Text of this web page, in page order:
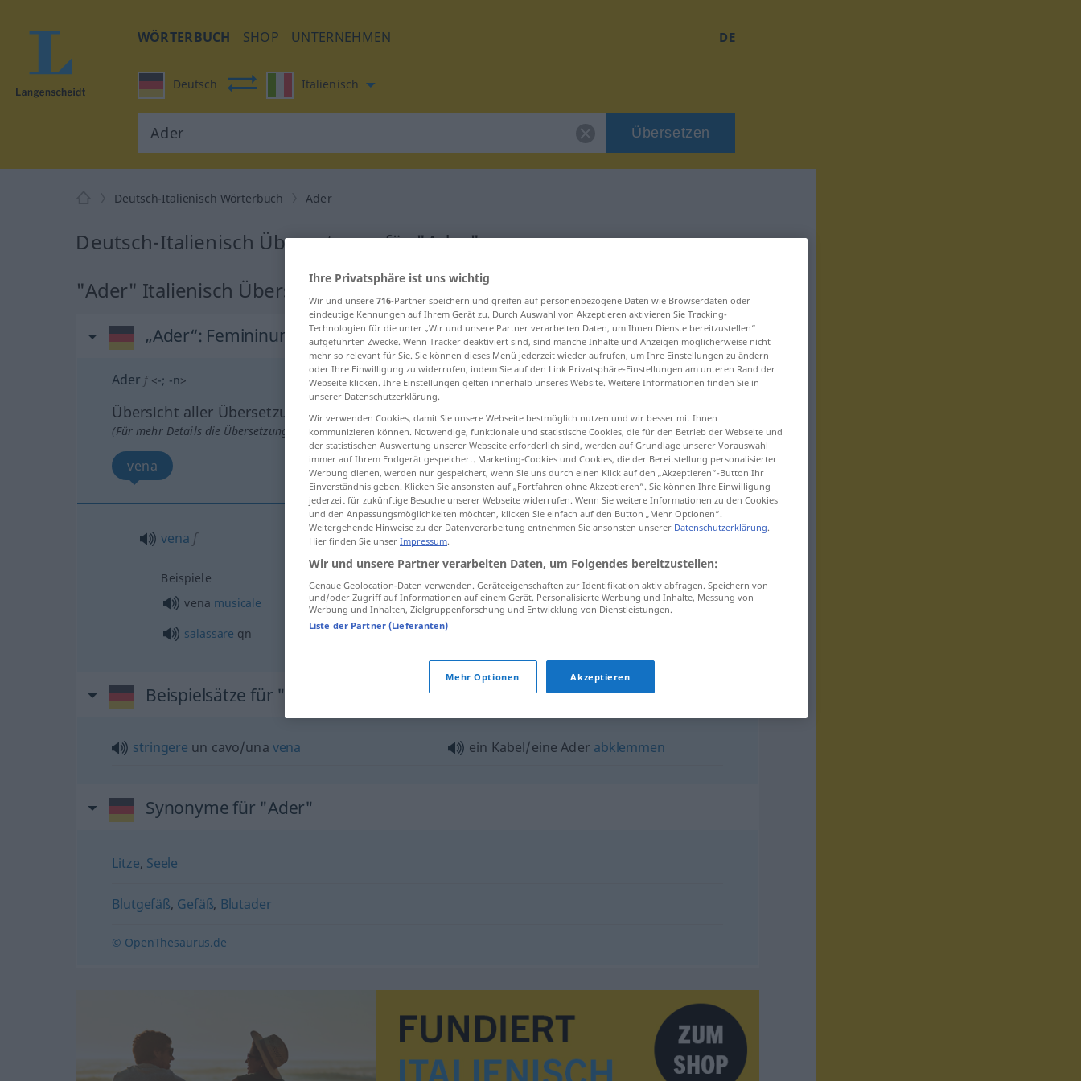
WÖRTERBUCH SHOP UNTERNEHMEN DE
Deutsch Italienisch
Übersetzen
Deutsch-Italienisch Wörterbuch Ader
Deutsch-Italienisch Übersetzung für "Ader"
"Ader" Italienisch Übersetzung
„Ader“: Femininum
Ader f <-; -n>
Übersicht aller Übersetzungen
(Für mehr Details die Übersetzung anklicken/antippen)
vena
vena f
Beispiele
vena musicale
musikalische Ader
salassare qn
Beispielsätze für "Ader"
stringere un cavo/una vena ein Kabel/eine Ader abklemmen
Synonyme für "Ader"
Litze, Seele
Blutgefäß, Gefäß, Blutader
© OpenThesaurus.de
Ihre Privatsphäre ist uns wichtig
Wir und unsere 716-Partner speichern und greifen auf personenbezogene Daten wie Browserdaten oder
eindeutige Kennungen auf Ihrem Gerät zu. Durch Auswahl von Akzeptieren aktivieren Sie Tracking-
Technologien für die unter „Wir und unsere Partner verarbeiten Daten, um Ihnen Dienste bereitzustellen“
aufgeführten Zwecke. Wenn Tracker deaktiviert sind, sind manche Inhalte und Anzeigen möglicherweise nicht
mehr so relevant für Sie. Sie können dieses Menü jederzeit wieder aufrufen, um Ihre Einstellungen zu ändern
oder Ihre Einwilligung zu widerrufen, indem Sie auf den Link Privatsphäre-Einstellungen am unteren Rand der
Webseite klicken. Ihre Einstellungen gelten innerhalb unseres Website. Weitere Informationen finden Sie in
unserer Datenschutzerklärung.
Wir verwenden Cookies, damit Sie unsere Webseite bestmöglich nutzen und wir besser mit Ihnen
kommunizieren können. Notwendige, funktionale und statistische Cookies, die für den Betrieb der Webseite und
der statistischen Auswertung unserer Webseite erforderlich sind, werden auf Grundlage unserer Vorauswahl
immer auf Ihrem Endgerät gespeichert. Marketing-Cookies und Cookies, die der Bereitstellung personalisierter
Werbung dienen, werden nur gespeichert, wenn Sie uns durch einen Klick auf den „Akzeptieren“-Button Ihr
Einverständnis geben. Klicken Sie ansonsten auf „Fortfahren ohne Akzeptieren“. Sie können Ihre Einwilligung
jederzeit für zukünftige Besuche unserer Webseite widerrufen. Wenn Sie weitere Informationen zu den Cookies
und den Anpassungsmöglichkeiten möchten, klicken Sie einfach auf den Button „Mehr Optionen“.
Weitergehende Hinweise zu der Datenverarbeitung entnehmen Sie ansonsten unserer Datenschutzerklärung.
Hier finden Sie unser Impressum.
Wir und unsere Partner verarbeiten Daten, um Folgendes bereitzustellen:
Genaue Geolocation-Daten verwenden. Geräteeigenschaften zur Identifikation aktiv abfragen. Speichern von
und/oder Zugriff auf Informationen auf einem Gerät. Personalisierte Werbung und Inhalte, Messung von
Werbung und Inhalten, Zielgruppenforschung und Entwicklung von Dienstleistungen.
Liste der Partner (Lieferanten)
Mehr Optionen Akzeptieren